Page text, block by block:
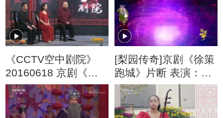
《CCTV空中剧院》
20160618 京剧《奇
双会》（访谈）
[梨园传奇]京剧《徐策
跑城》片断 表演：裴
咏杰